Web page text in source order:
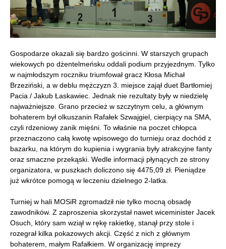
Gospodarze okazali się bardzo gościnni. W starszych grupach
wiekowych po dżentelmeńsku oddali podium przyjezdnym. Tylko
w najmłodszym roczniku triumfował gracz Kłosa Michał
Brzeziński, a w deblu mężczyzn 3. miejsce zajął duet Bartłomiej
Pacia / Jakub Łaskawiec. Jednak nie rezultaty były w niedzielę
najważniejsze. Grano przecież w szczytnym celu, a głównym
bohaterem był olkuszanin Rafałek Szwajgiel, cierpiący na SMA,
czyli rdzeniowy zanik mięśni. To właśnie na poczet chłopca
przeznaczono całą kwotę wpisowego do turnieju oraz dochód z
bazarku, na którym do kupienia i wygrania były atrakcyjne fanty
oraz smaczne przekąski. Wedle informacji płynących ze strony
organizatora, w puszkach doliczono się 4475,09 zł. Pieniądze
już wkrótce pomogą w leczeniu dzielnego 2-latka.
Turniej w hali MOSiR zgromadził nie tylko mocną obsadę
zawodników. Z zaproszenia skorzystał nawet wiceminister Jacek
Osuch, który sam wziął w rękę rakietkę, stanął przy stole i
rozegrał kilka pokazowych akcji. Część z nich z głównym
bohaterem, małym Rafałkiem. W organizację imprezy